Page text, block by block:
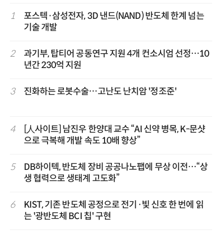
1
포스텍·삼성전자, 3D 낸드(NAND) 반도체 한계 넘는
기술 개발
2
과기부, 탑티어 공동연구 지원 4개 컨소시엄 선정…10
년간 230억 지원
3 진화하는 로봇수술…고난도 난치암 '정조준'
4
[人사이트] 남진우 한양대 교수 “AI 신약 병목, K-문샷
으로 극복해 개발 속도 10배 향상”
5
DB하이텍, 반도체 장비 공공나노팹에 무상 이전…“상
생 협력으로 생태계 고도화”
6
KIST, 기존 반도체 공정으로 전기·빛 신호 한 번에 읽
는 '광반도체 BCI 칩' 구현